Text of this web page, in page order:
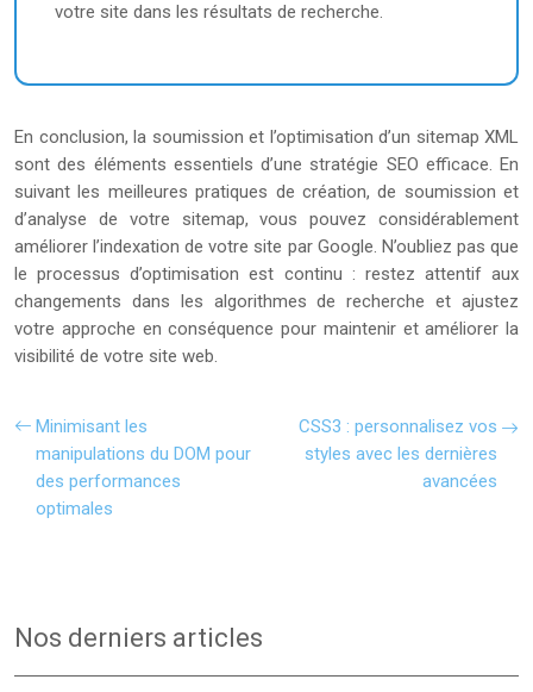
votre site dans les résultats de recherche.
En conclusion, la soumission et l’optimisation d’un sitemap XML
sont des éléments essentiels d’une stratégie SEO efficace. En
suivant les meilleures pratiques de création, de soumission et
d’analyse de votre sitemap, vous pouvez considérablement
améliorer l’indexation de votre site par Google. N’oubliez pas que
le processus d’optimisation est continu : restez attentif aux
changements dans les algorithmes de recherche et ajustez
votre approche en conséquence pour maintenir et améliorer la
visibilité de votre site web.
Minimisant les
manipulations du DOM pour
des performances
optimales
CSS3 : personnalisez vos
styles avec les dernières
avancées
Nos derniers articles